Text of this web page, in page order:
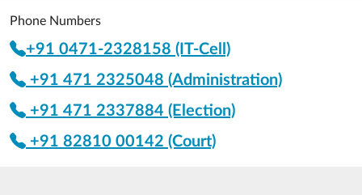
Phone Numbers
+91 0471-2328158 (IT-Cell)
+91 471 2325048 (Administration)
+91 471 2337884 (Election)
+91 82810 00142 (Court)